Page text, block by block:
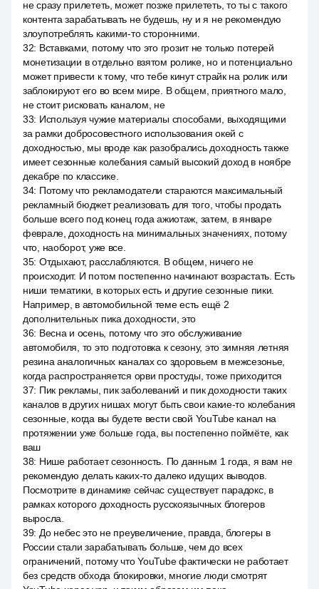
не сразу прилететь, может позже прилететь, то ты с такого
контента зарабатывать не будешь, ну и я не рекомендую
злоупотреблять какими-то сторонними.
32: Вставками, потому что это грозит не только потерей
монетизации в отдельно взятом ролике, но и потенциально
может привести к тому, что тебе кинут страйк на ролик или
заблокируют его во всем мире. В общем, приятного мало,
не стоит рисковать каналом, не
33: Используя чужие материалы способами, выходящими
за рамки добросовестного использования окей с
доходностью, мы вроде как разобрались доходность также
имеет сезонные колебания самый высокий доход в ноябре
декабре по классике.
34: Потому что рекламодатели стараются максимальный
рекламный бюджет реализовать для того, чтобы продать
больше всего под конец года ажиотаж, затем, в январе
феврале, доходность на минимальных значениях, потому
что, наоборот, уже все.
35: Отдыхают, расслабляются. В общем, ничего не
происходит. И потом постепенно начинают возрастать. Есть
ниши тематики, в которых есть и другие сезонные пики.
Например, в автомобильной теме есть ещё 2
дополнительных пика доходности, это
36: Весна и осень, потому что это обслуживание
автомобиля, то это подготовка к сезону, это зимняя летняя
резина аналогичных каналах со здоровьем в межсезонье,
когда распространяется орви простуды, тоже приходится
37: Пик рекламы, пик заболеваний и пик доходности таких
каналов в других нишах могут быть свои какие-то колебания
сезонные, когда вы будете вести свой YouTube канал на
протяжении уже больше года, вы постепенно поймёте, как
ваш
38: Нише работает сезонность. По данным 1 года, я вам не
рекомендую делать каких-то далеко идущих выводов.
Посмотрите в динамике сейчас существует парадокс, в
рамках которого доходность русскоязычных блогеров
выросла.
39: До небес это не преувеличение, правда, блогеры в
России стали зарабатывать больше, чем до всех
ограничений, потому что YouTube фактически не работает
без средств обхода блокировки, многие люди смотрят